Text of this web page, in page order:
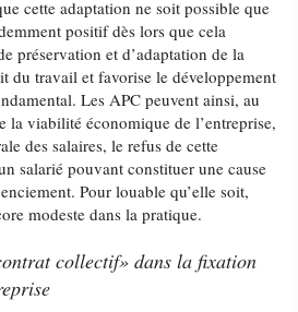
cette adaptation ne soit possible que
positif dès lors que cela
préservation et d’adaptation de la
du travail et favorise le développement
Les APC peuvent ainsi, au
la viabilité économique de l’entreprise,
des salaires, le refus de cette
salarié pouvant constituer une cause
Pour louable qu’elle soit,
modeste dans la pratique.
collectif» dans la fixation